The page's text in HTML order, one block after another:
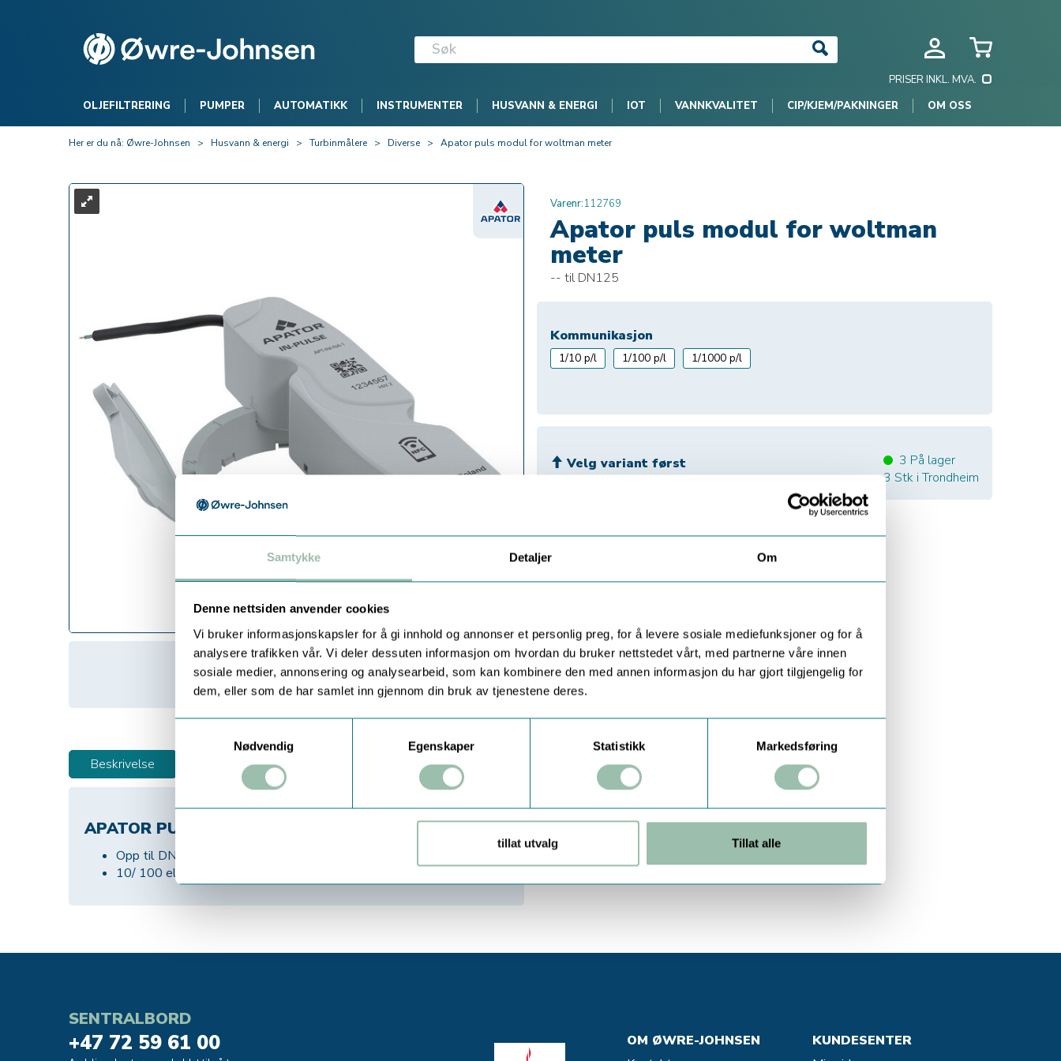
Samtykke Detaljer Om
Denne nettsiden anvender cookies
Vi bruker informasjonskapsler for å gi innhold og annonser et personlig preg, for å levere sosiale mediefunksjoner og for å
analysere trafikken vår. Vi deler dessuten informasjon om hvordan du bruker nettstedet vårt, med partnerne våre innen
sosiale medier, annonsering og analysearbeid, som kan kombinere den med annen informasjon du har gjort tilgjengelig for
dem, eller som de har samlet inn gjennom din bruk av tjenestene deres.
Nødvendig
Egenskaper Statistikk Markedsføring
tillat utvalg Tillat alle
PRISER INKL. MVA.
OLJEFILTRERING
PUMPER AUTOMATIKK INSTRUMENTER HUSVANN & ENERGI IOT VANNKVALITET CIP/KJEM/PAKNINGER OM OSS
Her er du nå: Øwre-Johnsen > Husvann & energi > Turbinmålere > Diverse > Apator puls modul for woltman meter
Varenr:112769
Apator puls modul for woltman
meter
-- til DN125
Kommunikasjon
1/10 p/l 1/100 p/l 1/1000 p/l
Velg variant først 3 På lager
3 Stk i Trondheim
Beskrivelse Dokumentasjon
APATOR PULS MODUL FOR WOLTMAN METER
Opp til DN125
10/ 100 eller 1000 liter/ puls
SENTRALBORD
+47 72 59 61 00
OM ØWRE-JOHNSEN
KUNDESENTER